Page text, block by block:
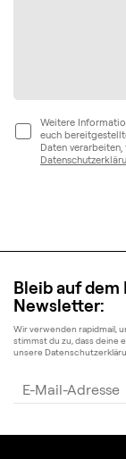
Weitere
euch
Daten
Bleib auf
Newsletter:
Wir verwenden rapidmail,
stimmst du zu, dass deine
unsere